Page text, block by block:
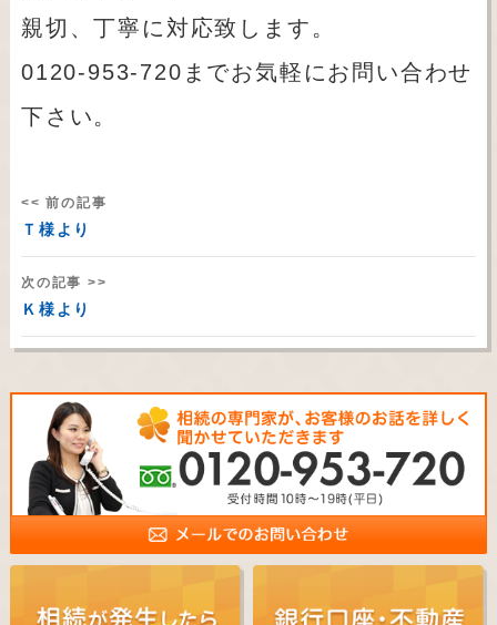
親切、丁寧に対応致します。
0120-953-720までお気軽にお問い合わせ
下さい。
<< 前の記事
Ｔ様より
次の記事 >>
Ｋ様より